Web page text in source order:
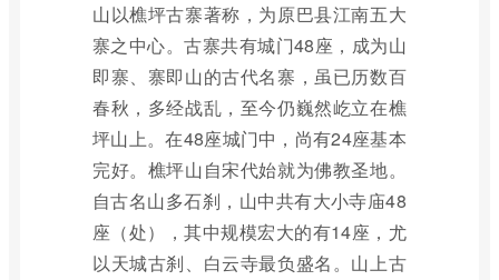
山以樵坪古寨著称，为原巴县江南五大
寨之中心。古寨共有城门48座，成为山
即寨、寨即山的古代名寨，虽已历数百
春秋，多经战乱，至今仍巍然屹立在樵
坪山上。在48座城门中，尚有24座基本
完好。樵坪山自宋代始就为佛教圣地。
自古名山多石刹，山中共有大小寺庙48
座（处），其中规模宏大的有14座，尤
以天城古刹、白云寺最负盛名。山上古